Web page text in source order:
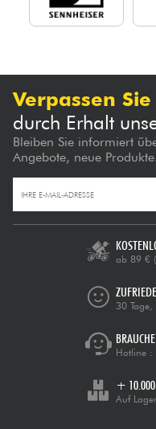
Verpassen
durch Erhalt
Bleiben Sie informiert
Angebote, neue
ab 89 €
30
Hotline :
+ 10.000
Auf Lager